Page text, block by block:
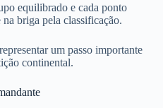
equilibrado e cada ponto
briga pela classificação.
um passo importante
continental.